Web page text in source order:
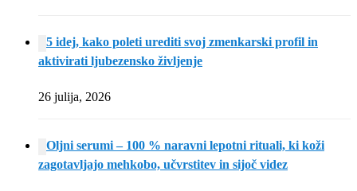
5 idej, kako poleti urediti svoj zmenkarski profil in
aktivirati ljubezensko življenje
26 julija, 2026
Oljni serumi – 100 % naravni lepotni rituali, ki koži
zagotavljajo mehkobo, učvrstitev in sijoč videz